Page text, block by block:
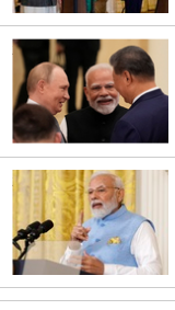
2025/09/18
2025/08/28